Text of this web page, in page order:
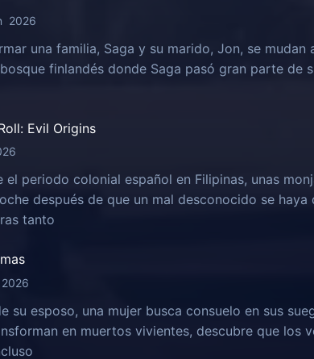
2026
una familia, Saga y su marido, Jon, se mudan
finlandés donde Saga pasó gran parte de
Evil Origins
el periodo colonial español en Filipinas, unas
después de que un mal desconocido se haya
tanto
2026
su esposo, una mujer busca consuelo en sus
en muertos vivientes, descubre que los